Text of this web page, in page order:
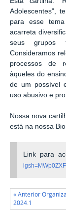
Adolescentes”,
para esse
acarreta
seus grupos
Consideramos
processos de
àqueles do
de um possível
uso abusivo e
Nossa nova
está na nossa
Link para
« Anterior
2024.1